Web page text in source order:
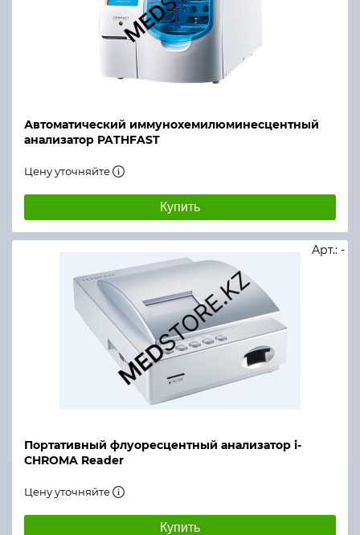
Автоматический иммунохемилюминесцентный
анализатор PATHFAST
Цену уточняйте
Купить
Портативный флуоресцентный анализатор i-
CHROMA Reader
Арт.: -
Цену уточняйте
Купить